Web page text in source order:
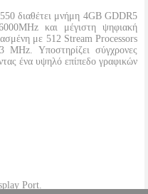
διαθέτει μνήμη 4GB GDDR5
και μέγιστη ψηφιακή
με 512 Stream Processors
MHz. Υποστηρίζει σύγχρονες
ένα υψηλό επίπεδο γραφικών
Port.